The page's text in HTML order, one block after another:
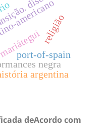
port-of-spain
negra
discursos.
argentina
religião
deAcordo com